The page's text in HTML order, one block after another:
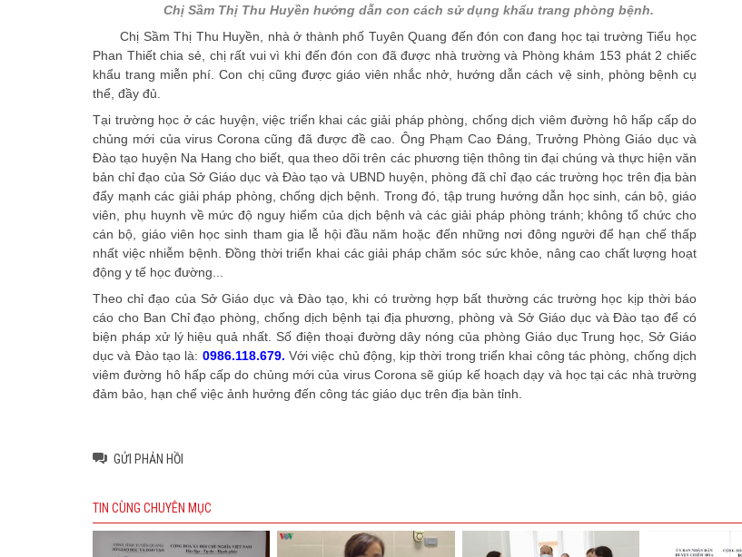
Chị Sầm Thị Thu Huyền hướng dẫn con cách sử dụng khẩu trang phòng bệnh.
Chị Sầm Thị Thu Huyền, nhà ở thành phố Tuyên Quang đến đón con đang học tại trường Tiểu học
Phan Thiết chia sẻ, chị rất vui vì khi đến đón con đã được nhà trường và Phòng khám 153 phát 2 chiếc
khẩu trang miễn phí. Con chị cũng được giáo viên nhắc nhở, hướng dẫn cách vệ sinh, phòng bệnh cụ
thể, đầy đủ.
Tại trường học ở các huyện, việc triển khai các giải pháp phòng, chống dịch viêm đường hô hấp cấp do
chủng mới của virus Corona cũng đã được đề cao. Ông Phạm Cao Đáng, Trưởng Phòng Giáo dục và
Đào tạo huyện Na Hang cho biết, qua theo dõi trên các phương tiện thông tin đại chúng và thực hiện văn
bản chỉ đạo của Sở Giáo dục và Đào tạo và UBND huyện, phòng đã chỉ đạo các trường học trên địa bàn
đẩy mạnh các giải pháp phòng, chống dịch bệnh. Trong đó, tập trung hướng dẫn học sinh, cán bộ, giáo
viên, phụ huynh về mức độ nguy hiểm của dịch bệnh và các giải pháp phòng tránh; không tổ chức cho
cán bộ, giáo viên học sinh tham gia lễ hội đầu năm hoặc đến những nơi đông người để hạn chế thấp
nhất việc nhiễm bệnh. Đồng thời triển khai các giải pháp chăm sóc sức khỏe, nâng cao chất lượng hoạt
động y tế học đường...
Theo chỉ đạo của Sở Giáo dục và Đào tạo, khi có trường hợp bất thường các trường học kịp thời báo
cáo cho Ban Chỉ đạo phòng, chống dịch bệnh tại địa phương, phòng và Sở Giáo dục và Đào tạo để có
biện pháp xử lý hiệu quả nhất. Số điện thoại đường dây nóng của phòng Giáo dục Trung học, Sở Giáo
dục và Đào tạo là: 0986.118.679. Với việc chủ động, kịp thời trong triển khai công tác phòng, chống dịch
viêm đường hô hấp cấp do chủng mới của virus Corona sẽ giúp kế hoạch dạy và học tại các nhà trường
đảm bảo, hạn chế việc ảnh hưởng đến công tác giáo dục trên địa bàn tỉnh.
GỬI PHẢN HỒI
TIN CÙNG CHUYÊN MỤC